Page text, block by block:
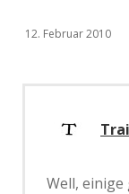
12. Februar 2010
Well, einige